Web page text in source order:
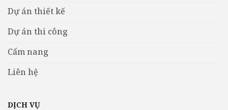
Dự án thiết kế
Dự án thi công
Cẩm nang
Liên hệ
DỊCH VỤ